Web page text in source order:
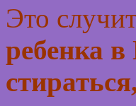
Это
ребенка